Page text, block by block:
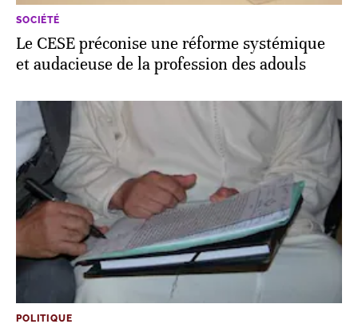
SOCIÉTÉ
Le CESE préconise une réforme systémique
et audacieuse de la profession des adouls
POLITIQUE